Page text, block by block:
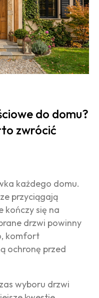
do domu?
zwrócić
każdego domu.
przyciągają
kończy się na
drzwi powinny
komfort
ochronę przed
wyboru drzwi